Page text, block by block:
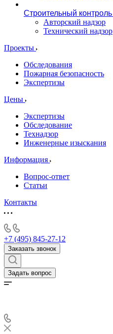
Строительный контроль
Авторский надзор
Технический надзор
Проекты
Обследования
Пожарная безопасность
Экспертизы
Цены
Экспертизы
Обследование
Технадзор
Инженерные изыскания
Информация
Вопрос-ответ
Статьи
Контакты
+7 (495) 845-27-12
Заказать звонок
Задать вопрос